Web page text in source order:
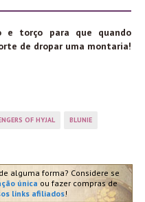
e torço para que quando
de dropar uma montaria!
OF HYJAL BLUNIE
alguma forma? Considere se
única ou fazer compras de
links afiliados!